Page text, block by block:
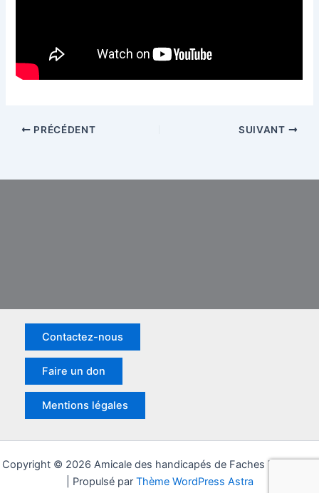
PRÉCÉDENT SUIVANT
Contactez-nous
Faire un don
Mentions légales
Copyright © 2026 Amicale des handicapés de Faches Thumesnil
| Propulsé par Thème WordPress Astra